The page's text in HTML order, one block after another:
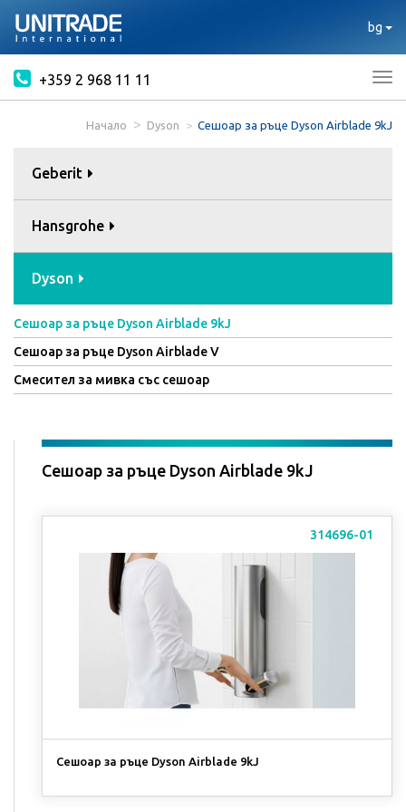
bg
+359 2 968 11 11
Начало Dyson Сешоар за ръце Dyson Airblade 9kJ
Geberit
Hansgrohe
Dyson
Сешоар за ръце Dyson Airblade 9kJ
Сешоар за ръце Dyson Airblade V
Смесител за мивка със сешоар
Сешоар за ръце Dyson Airblade 9kJ
314696-01
Сешоар за ръце Dyson Airblade 9kJ